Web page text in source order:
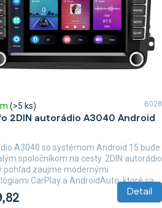
2DIN autorádio A3040 Android
(>5 ks)
Detail
A3040 so systémom Android 15 bude
spoločníkom na cesty. 2DIN autorádio
pohľad zaujme modernými
CarPlay a AndroidAuto, ktoré sa...
B028